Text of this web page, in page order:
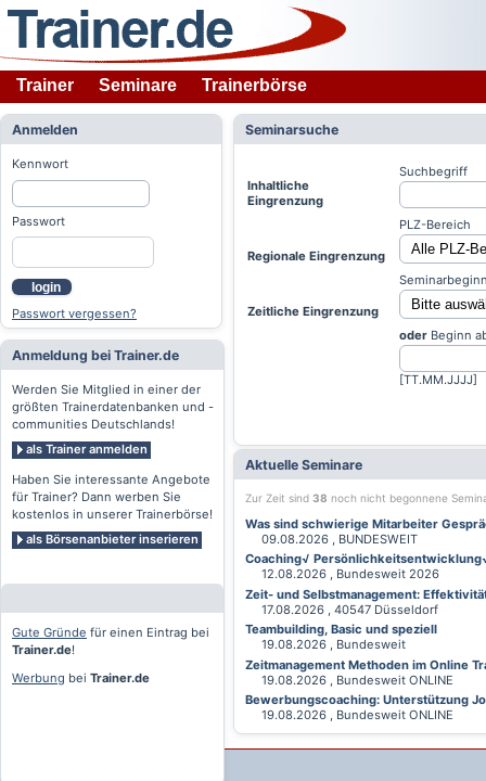
Trainer Seminare Trainerbörse
Anmelden
Kennwort
Passwort
login
Passwort vergessen?
Anmeldung bei Trainer.de
Werden Sie Mitglied in einer der
größten Trainerdatenbanken und -
communities Deutschlands!
als Trainer anmelden
Haben Sie interessante Angebote
für Trainer? Dann werben Sie
kostenlos in unserer Trainerbörse!
als Börsenanbieter inserieren
Gute Gründe für einen Eintrag bei
Trainer.de!
Werbung bei Trainer.de
Seminarsuche
Inhaltliche
Eingrenzung
Suchbegriff
Regionale Eingrenzung
PLZ-Bereich
Zeitliche Eingrenzung
oder Beginn
[TT.MM.JJJJ]
Aktuelle Seminare
Zur Zeit sind 38 noch nicht begonnene
Was sind schwierige Mitarbeiter
09.08.2026 , BUNDESWEIT
Coaching√
12.08.2026 , Bundesweit 2026
Zeit- und Selbstmanagement:
17.08.2026 , 40547 Düsseldorf
Teambuilding, Basic und speziell
19.08.2026 , Bundesweit
Zeitmanagement Methoden im Online
19.08.2026 , Bundesweit ONLINE
Bewerbungscoaching: Unterstützung
19.08.2026 , Bundesweit ONLINE